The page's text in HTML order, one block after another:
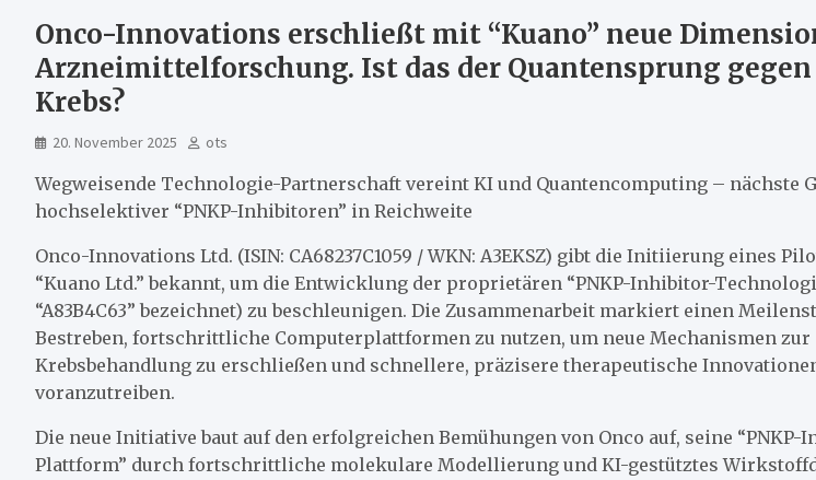
Onco-Innovations erschließt mit “Kuano” neue
Arzneimittelforschung. Ist das der Quantensprung gegen
Krebs?
20. November 2025 ots
Wegweisende Technologie-Partnerschaft vereint KI und Quantencomputing – nächste
hochselektiver “PNKP-Inhibitoren” in Reichweite
Onco-Innovations Ltd. (ISIN: CA68237C1059 / WKN: A3EKSZ) gibt die Initiierung eines
“Kuano Ltd.” bekannt, um die Entwicklung der proprietären “PNKP-Inhibitor-
“A83B4C63” bezeichnet) zu beschleunigen. Die Zusammenarbeit markiert einen
Bestreben, fortschrittliche Computerplattformen zu nutzen, um neue Mechanismen zur
Krebsbehandlung zu erschließen und schnellere, präzisere therapeutische
voranzutreiben.
Die neue Initiative baut auf den erfolgreichen Bemühungen von Onco auf, seine “PNKP-
Plattform” durch fortschrittliche molekulare Modellierung und KI-gestütztes